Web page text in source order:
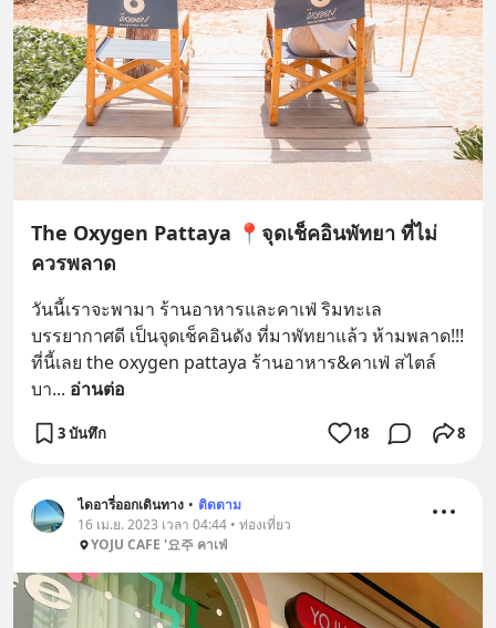
The Oxygen Pattaya 📍จุดเช็คอินพัทยา ที่ไม่
ควรพลาด
วันนี้เราจะพามา ร้านอาหารและคาเฟ่ ริมทะเล
บรรยากาศดี เป็นจุดเช็คอินดัง ที่มาพัทยาแล้ว ห้ามพลาด!!!
ที่นี้เลย the oxygen pattaya ร้านอาหาร&คาเฟ่ สไตล์
บา... อ่านต่อ
3 บันทึก 18 8
ไดอารี่ออกเดินทาง • ติดตาม
16 เม.ย. 2023 เวลา 04:44 • ท่องเที่ยว
YOJU CAFE '요주 คาเฟ่